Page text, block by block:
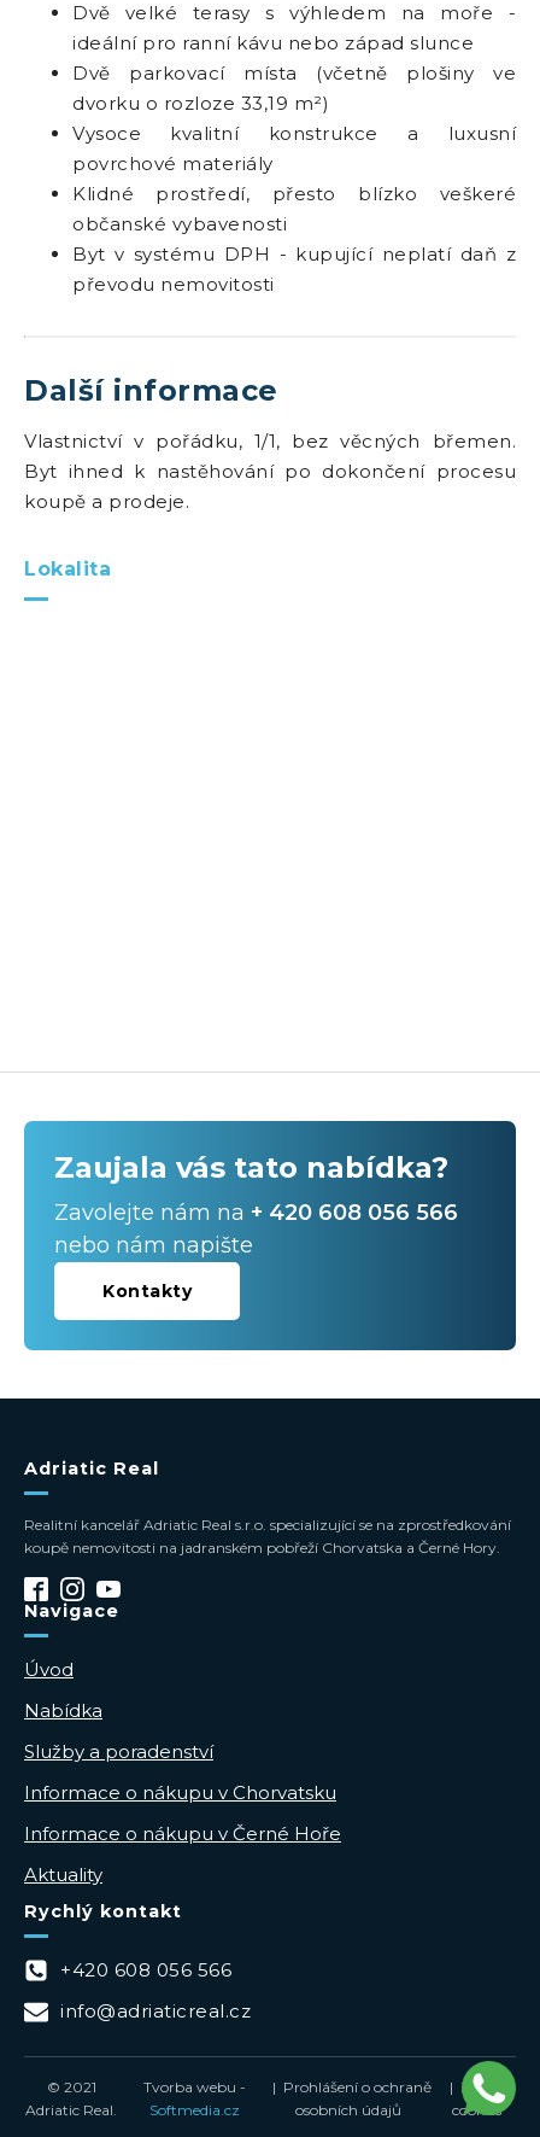
Dvě velké terasy s výhledem na moře -
ideální pro ranní kávu nebo západ slunce
Dvě parkovací místa (včetně plošiny ve
dvorku o rozloze 33,19 m²)
Vysoce kvalitní konstrukce a luxusní
povrchové materiály
Klidné prostředí, přesto blízko veškeré
občanské vybavenosti
Byt v systému DPH - kupující neplatí daň z
převodu nemovitosti
Další informace
Vlastnictví v pořádku, 1/1, bez věcných břemen.
Byt ihned k nastěhování po dokončení procesu
koupě a prodeje.
Lokalita
Zaujala vás tato nabídka?
Zavolejte nám na + 420 608 056 566
nebo nám napište
Kontakty
Adriatic Real
Realitní kancelář Adriatic Real s.r.o. specializující se na zprostředkování
koupě nemovitosti na jadranském pobřeží Chorvatska a Černé Hory.
Navigace
Úvod
Nabídka
Služby a poradenství
Informace o nákupu v Chorvatsku
Informace o nákupu v Černé Hoře
Aktuality
Rychlý kontakt
+420 608 056 566
info@adriaticreal.cz
© 2021
Adriatic Real.
Tvorba webu -
Softmedia.cz
| Prohlášení o ochraně
osobních údajů
| Zásady
cookies